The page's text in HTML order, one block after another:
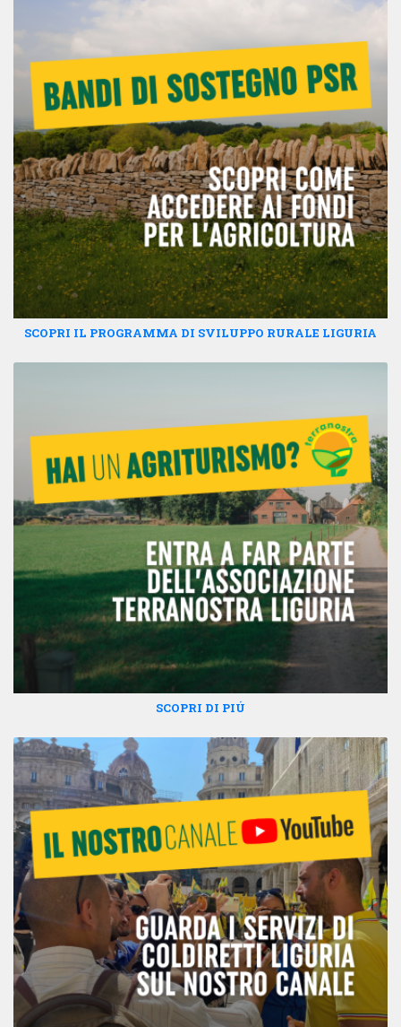
SCOPRI IL PROGRAMMA DI SVILUPPO RURALE LIGURIA
SCOPRI DI PIÚ